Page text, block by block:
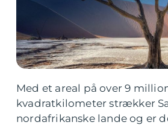
Med et areal på over 9
kvadratkilometer strækker
nordafrikanske lande og er